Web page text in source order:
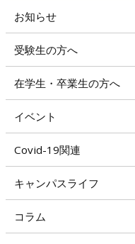
お知らせ
受験生の方へ
在学生・卒業生の方へ
イベント
Covid-19関連
キャンパスライフ
コラム